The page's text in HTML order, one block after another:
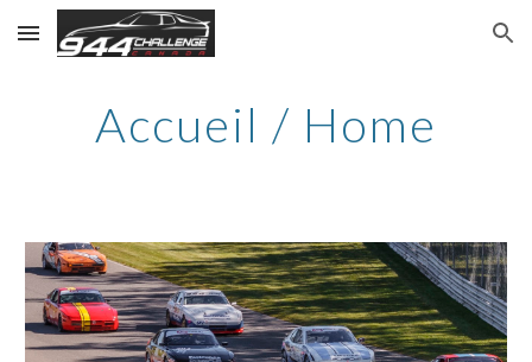
Skip to main content Skip to navigation
Accueil / Home